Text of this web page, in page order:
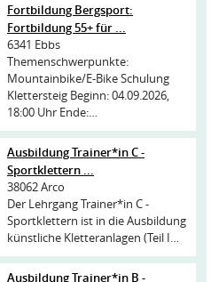
Fortbildung Bergsport:
Fortbildung 55+ für ...
6341 Ebbs
Themenschwerpunkte:
Mountainbike/E-Bike Schulung
Klettersteig Beginn: 04.09.2026,
18:00 Uhr Ende:…
Ausbildung Trainer*in C -
Sportklettern ...
38062 Arco
Der Lehrgang Trainer*in C -
Sportklettern ist in die Ausbildung
künstliche Kletteranlagen (Teil I…
Ausbildung Trainer*in B -